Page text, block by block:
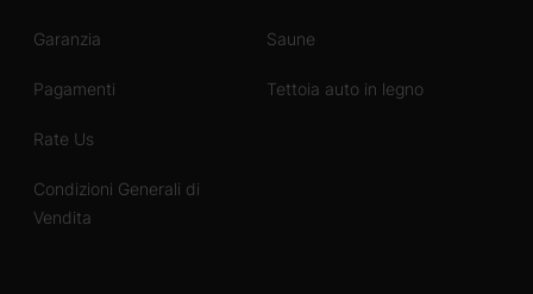
Garanzia
Pagamenti
Rate Us
Condizioni Generali di
Vendita
Saune
Tettoia auto in legno